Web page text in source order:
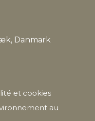
Danmark
et cookies
au